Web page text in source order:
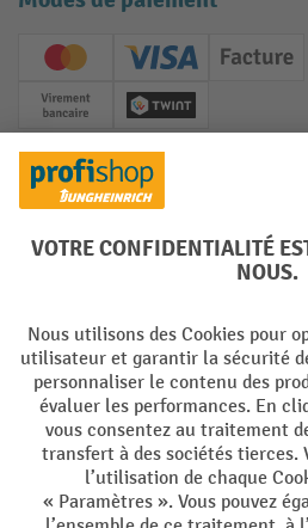
Creditcard (Master)Creditcard (Visa)
Facture
Paiement anticipé
Twint
Réseaux sociaux
Facebook
YouTube
LinkedIn
Instagram
Langues
DE FR
Conditions générales de vente